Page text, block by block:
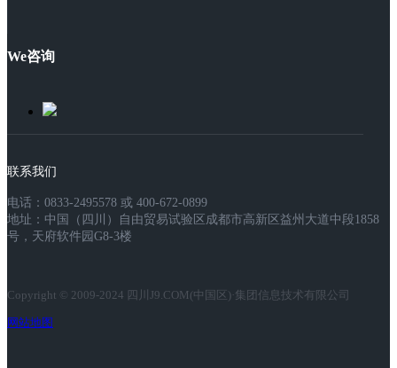
We咨询
联系我们
电话：0833-2495578 或 400-672-0899
地址：中国（四川）自由贸易试验区成都市高新区益州大道中段1858
号，天府软件园G8-3楼
Copyright © 2009-2024 四川J9.COM(中国区)·集团信息技术有限公司
网站地图